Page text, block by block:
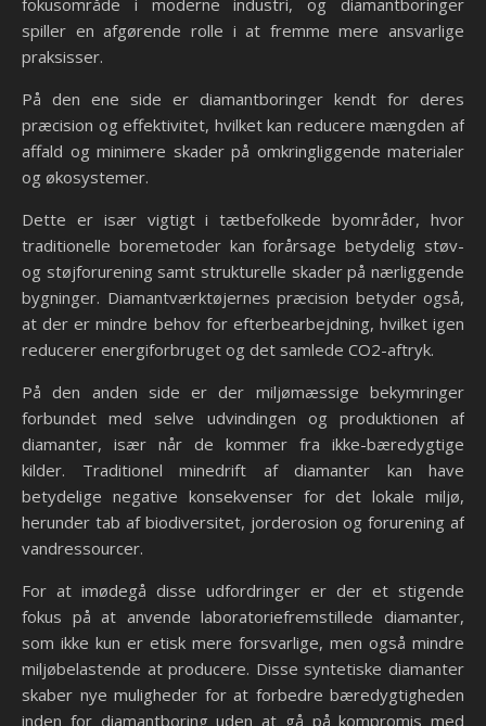
fokusområde i moderne industri, og diamantboringer
spiller en afgørende rolle i at fremme mere ansvarlige
praksisser.
På den ene side er diamantboringer kendt for deres
præcision og effektivitet, hvilket kan reducere mængden af
affald og minimere skader på omkringliggende materialer
og økosystemer.
Dette er især vigtigt i tætbefolkede byområder, hvor
traditionelle boremetoder kan forårsage betydelig støv-
og støjforurening samt strukturelle skader på nærliggende
bygninger. Diamantværktøjernes præcision betyder også,
at der er mindre behov for efterbearbejdning, hvilket igen
reducerer energiforbruget og det samlede CO2-aftryk.
På den anden side er der miljømæssige bekymringer
forbundet med selve udvindingen og produktionen af
diamanter, især når de kommer fra ikke-bæredygtige
kilder. Traditionel minedrift af diamanter kan have
betydelige negative konsekvenser for det lokale miljø,
herunder tab af biodiversitet, jorderosion og forurening af
vandressourcer.
For at imødegå disse udfordringer er der et stigende
fokus på at anvende laboratoriefremstillede diamanter,
som ikke kun er etisk mere forsvarlige, men også mindre
miljøbelastende at producere. Disse syntetiske diamanter
skaber nye muligheder for at forbedre bæredygtigheden
inden for diamantboring uden at gå på kompromis med